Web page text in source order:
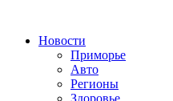
Новости
Приморье
Авто
Регионы
Здоровье